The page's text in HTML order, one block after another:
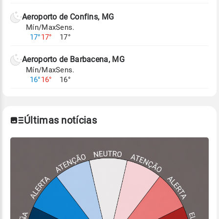
Aeroporto de Confins, MG
Mín/Max
17°17°
Sens.
17°
Aeroporto de Barbacena, MG
Mín/Max
16°16°
Sens.
16°
Últimas notícias